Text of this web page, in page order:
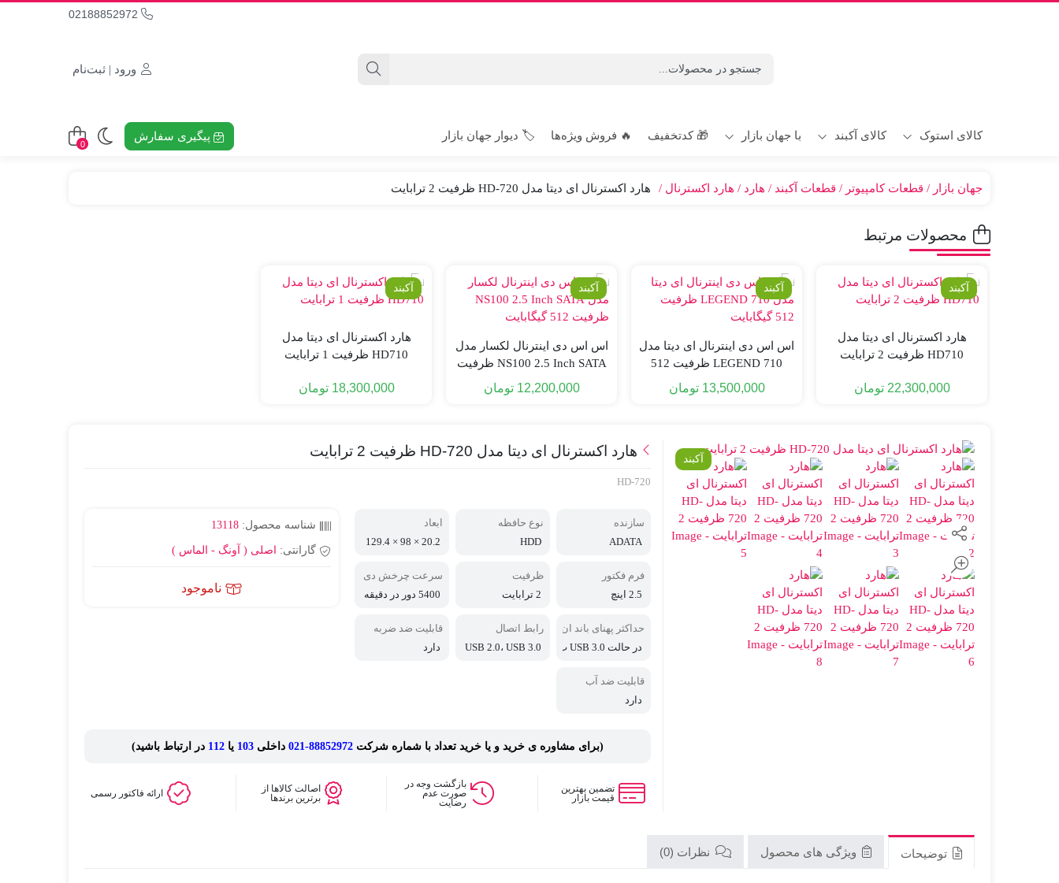
ورود | ثبت‌نام
کالای استوک کالای آکبند با جهان بازار 🎁 کدتخفیف 🔥 فروش ویژه‌ها 🏷️ دیوار جهان بازار پیگیری سفارش
0
جهان بازار قطعات کامپیوتر قطعات آکبند هارد هارد اکسترنال هارد اکسترنال ای دیتا مدل HD-720 ظرفیت 2 ترابایت
محصولات مرتبط
آکبند
هارد اکسترنال ای دیتا مدل
HD710 ظرفیت 2 ترابایت
22,300,000 تومان
آکبند
اس اس دی اینترنال ای دیتا مدل
LEGEND 710 ظرفیت 512
گیگابایت
13,500,000 تومان
آکبند
اس اس دی اینترنال لکسار مدل
NS100 2.5 Inch SATA ظرفیت
512 گیگابایت
12,200,000 تومان
آکبند
هارد اکسترنال ای دیتا مدل
HD710 ظرفیت 1 ترابایت
18,300,000 تومان
آکبند هارد اکسترنال ای دیتا مدل HD-720 ظرفیت 2 ترابایت
HD-720
سازنده
ADATA
نوع حافظه
HDD
ابعاد
20.2 × 98 × 129.4
فرم فکتور
2.5 اینچ
ظرفیت
2 ترابایت
سرعت چرخش دی
سک
5400 دور در دقیقه
حداکثر پهنای باند ان
تقال اطلاعات
در حالت USB 3.0 ب
ت بر ثانیه و در حال
رابط اتصال
USB 2.0، USB 3.0
قابلیت ضد ضربه
دارد
قابلیت ضد آب
دارد
شناسه محصول: 13118
گارانتی: اصلی ( آونگ - الماس )
ناموجود
(برای مشاوره ی خرید و یا خرید تعداد با شماره شرکت 88852972-021 داخلی103 یا112 در ارتباط باشید)
تضمین بهترین
قیمت بازار
بازگشت وجه در
صورت عدم
رضایت
اصالت کالاها از
برترین برندها
ارائه فاکتور رسمی
توضیحات ویژگی های محصول نظرات (0)